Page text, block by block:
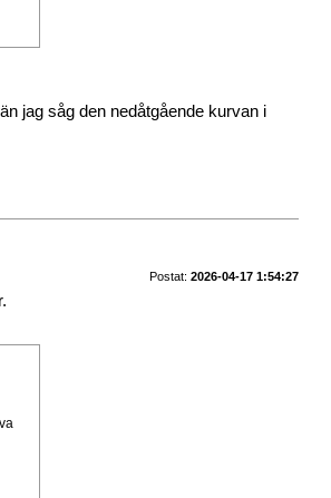
jag såg den nedåtgående kurvan i
Postat: 2026-04-17 1:54:27